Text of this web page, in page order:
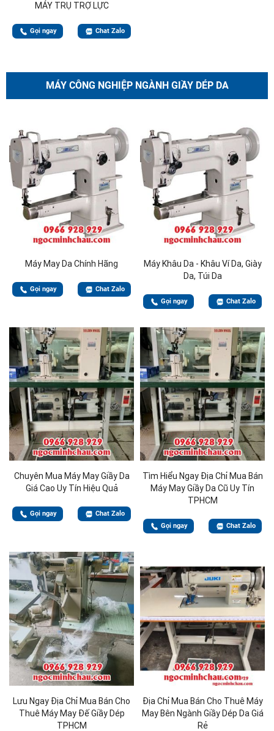
MÁY TRỤ TRỢ LỰC
Gọi ngay Chat Zalo
MÁY CÔNG NGHIỆP NGÀNH GIẦY DÉP DA
Máy May Da Chính Hãng
Gọi ngay Chat Zalo
Máy Khâu Da - Khâu Ví Da, Giày
Da, Túi Da
Gọi ngay Chat Zalo
Chuyên Mua Máy May Giầy Da
Giá Cao Uy Tín Hiệu Quả
Gọi ngay Chat Zalo
Tìm Hiểu Ngay Địa Chỉ Mua Bán
Máy May Giầy Da Cũ Uy Tín
TPHCM
Gọi ngay Chat Zalo
Lưu Ngay Địa Chỉ Mua Bán Cho
Thuê Máy May Đế Giầy Dép
TPHCM
Địa Chỉ Mua Bán Cho Thuê Máy
May Bên Ngành Giầy Dép Da Giá
Rẻ